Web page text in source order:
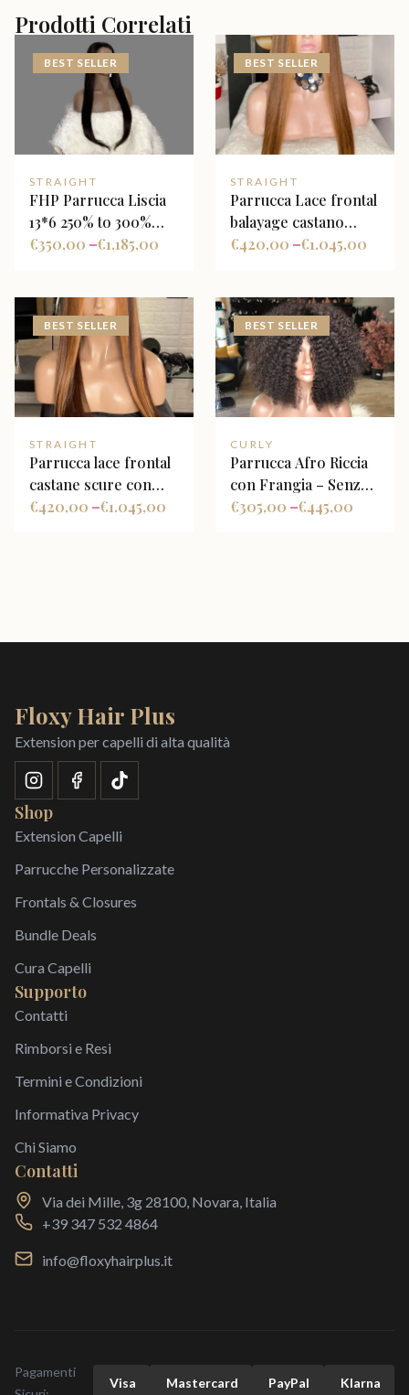
Prodotti Correlati
BEST SELLER
STRAIGHT
FHP Parrucca Liscia
13*6 250% to 300%
Heavy duty
350,00
€ – 1.185,00
€
BEST SELLER
STRAIGHT
Parrucca Lace frontal
balayage castano
chiaro con mèches
420,00
€ – 1.045,00
€
BEST SELLER
STRAIGHT
Parrucca lace frontal
castane scure con
meches caramello
420,00
€ – 1.045,00
€
BEST SELLER
CURLY
Parrucca Afro Riccia
con Frangia – Senza
Lace
305,00
€ – 445,00
€
Floxy Hair Plus
Extension per capelli di alta qualità
Shop
Extension Capelli
Parrucche Personalizzate
Frontals & Closures
Bundle Deals
Cura Capelli
Supporto
Contatti
Rimborsi e Resi
Termini e Condizioni
Informativa Privacy
Chi Siamo
Contatti
Via dei Mille, 3g 28100, Novara, Italia
+39 347 532 4864
info@floxyhairplus.it
Pagamenti
Visa Mastercard PayPal Klarna